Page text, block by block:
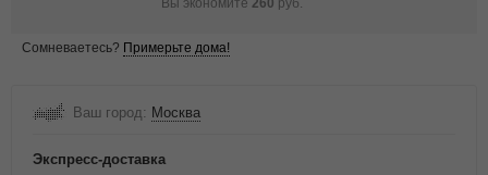
Вы экономите 260 руб.
Сомневаетесь? Примерьте дома!
Ваш город: Москва
Экспресс-доставка